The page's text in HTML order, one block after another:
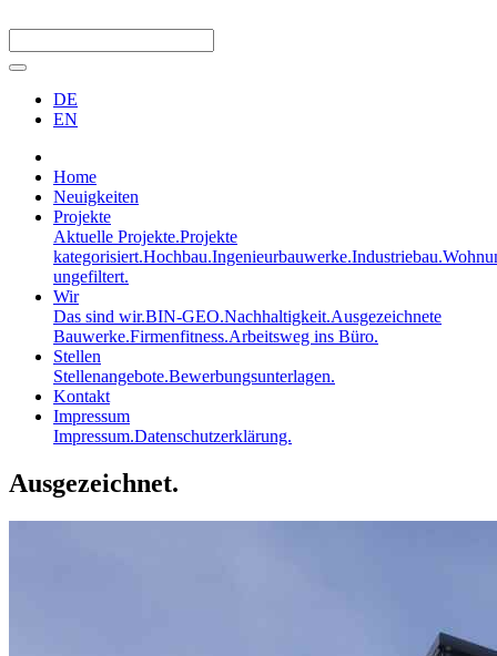
DE
EN
Home
Neuigkeiten
Projekte
Aktuelle Projekte.Projekte
kategorisiert.Hochbau.Ingenieurbauwerke.Industriebau.
ungefiltert.
Wir
Das sind wir.BIN-GEO.Nachhaltigkeit.Ausgezeichnete
Bauwerke.Firmenfitness.Arbeitsweg ins Büro.
Stellen
Stellenangebote.Bewerbungsunterlagen.
Kontakt
Impressum
Impressum.Datenschutzerklärung.
Ausgezeichnet.